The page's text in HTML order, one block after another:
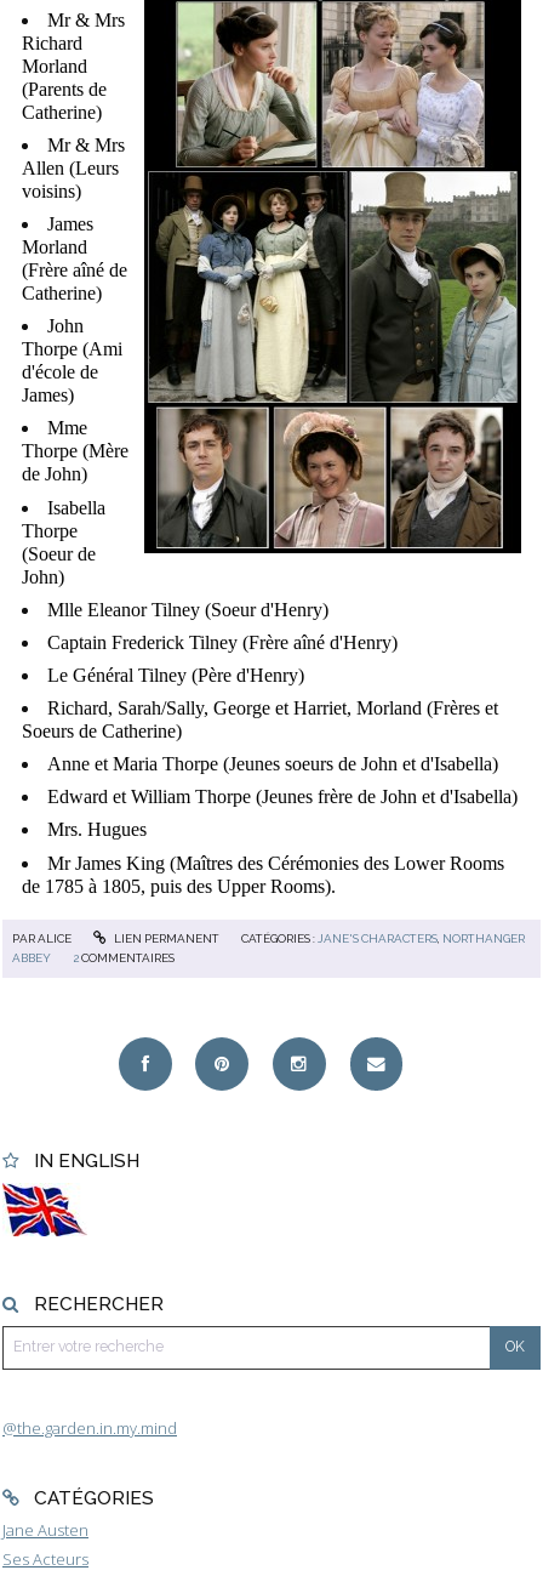
Mr & Mrs
Richard
Morland
(Parents de
Catherine)
Mr & Mrs
Allen (Leurs
voisins)
James
Morland
(Frère aîné de
Catherine)
John
Thorpe (Ami
d'école de
James)
Mme
Thorpe (Mère
de John)
Isabella
Thorpe
(Soeur de
John)
Mlle Eleanor Tilney (Soeur d'Henry)
Captain Frederick Tilney (Frère aîné d'Henry)
Le Général Tilney (Père d'Henry)
Richard, Sarah/Sally, George et Harriet, Morland (Frères et
Soeurs de Catherine)
Anne et Maria Thorpe (Jeunes soeurs de John et d'Isabella)
Edward et William Thorpe (Jeunes frère de John et d'Isabella)
Mrs. Hugues
Mr James King (Maîtres des Cérémonies des Lower Rooms
de 1785 à 1805, puis des Upper Rooms).
PARALICE LIEN PERMANENT CATÉGORIES : JANE'S CHARACTERS NORTHANGER
ABBEY
2 COMMENTAIRES
IN ENGLISH
RECHERCHER
@the.garden.in.my.mind
CATÉGORIES
Jane Austen
Ses Acteurs